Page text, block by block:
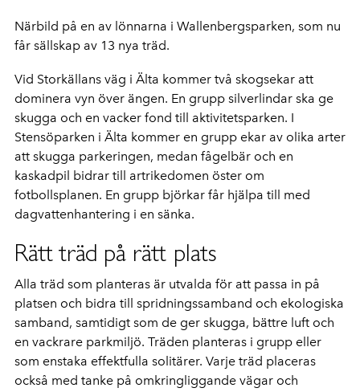
Närbild på en av lönnarna i Wallenbergsparken, som nu
får sällskap av 13 nya träd.
Vid Storkällans väg i Älta kommer två skogsekar att
dominera vyn över ängen. En grupp silverlindar ska ge
skugga och en vacker fond till aktivitetsparken. I
Stensöparken i Älta kommer en grupp ekar av olika arter
att skugga parkeringen, medan fågelbär och en
kaskadpil bidrar till artrikedomen öster om
fotbollsplanen. En grupp björkar får hjälpa till med
dagvattenhantering i en sänka.
Rätt träd på rätt plats
Alla träd som planteras är utvalda för att passa in på
platsen och bidra till spridningssamband och ekologiska
samband, samtidigt som de ger skugga, bättre luft och
en vackrare parkmiljö. Träden planteras i grupp eller
som enstaka effektfulla solitärer. Varje träd placeras
också med tanke på omkringliggande vägar och